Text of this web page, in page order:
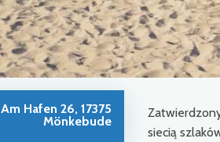
Am Hafen 26, 17375
Mönkebude
siecią